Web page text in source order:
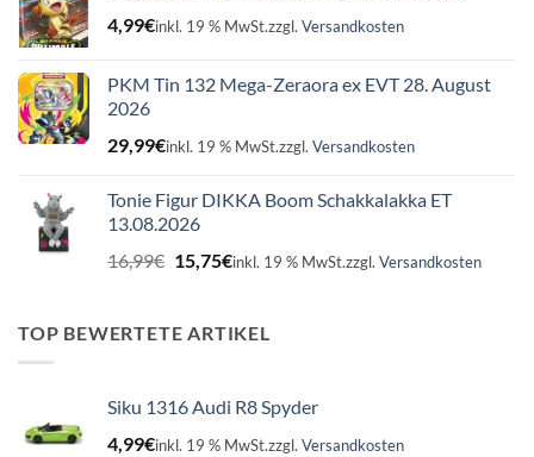
4,99€inkl. 19 % MwSt.zzgl. Versandkosten
PKM Tin 132 Mega-Zeraora ex EVT 28. August
2026
29,99€inkl. 19 % MwSt.zzgl. Versandkosten
Tonie Figur DIKKA Boom Schakkalakka ET
13.08.2026
16,99€ Ursprünglicher
Preis
16,99€
15,75€Aktueller
15,75€.
inkl. 19 % MwSt.zzgl. Versandkosten
TOP BEWERTETE ARTIKEL
Siku 1316 Audi R8 Spyder
4,99€inkl. 19 % MwSt.zzgl. Versandkosten